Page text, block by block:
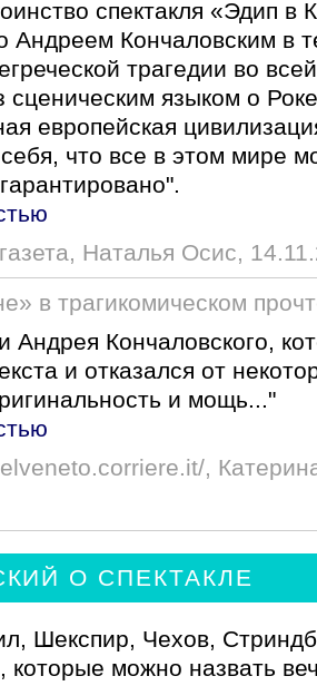
спектакля «Эдип в
Андреем Кончаловским в
трагедии во
сценическим языком о
европейская
что все в этом мире
Наталья Осис,
в трагикомическом
Андрея Кончаловского,
и отказался от
и мощь..."
,
О СПЕКТАКЛЕ
Шекспир, Чехов,
которые можно назвать